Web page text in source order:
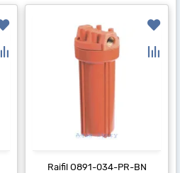
Raifil O891-034-PR-BN